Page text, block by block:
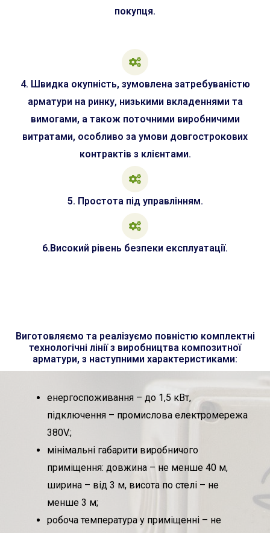
покупця.
4. Швидка окупність, зумовлена затребуваністю
арматури на ринку, низькими вкладеннями та
вимогами, а також поточними виробничими
витратами, особливо за умови довгострокових
контрактів з клієнтами.
5. Простота під управлінням.
6.Високий рівень безпеки експлуатації.
Виготовляємо та реалізуємо повністю комплектні
технологічні лінії з виробництва композитної
арматури, з наступними характеристиками:
енергоспоживання – до 1,5 кВт,
підключення – промислова електромережа
380V.;
мінімальні габарити виробничого
приміщення: довжина – не менше 40 м,
ширина – від 3 м, висота по стелі – не
менше 3 м;
робоча температура у приміщенні – не